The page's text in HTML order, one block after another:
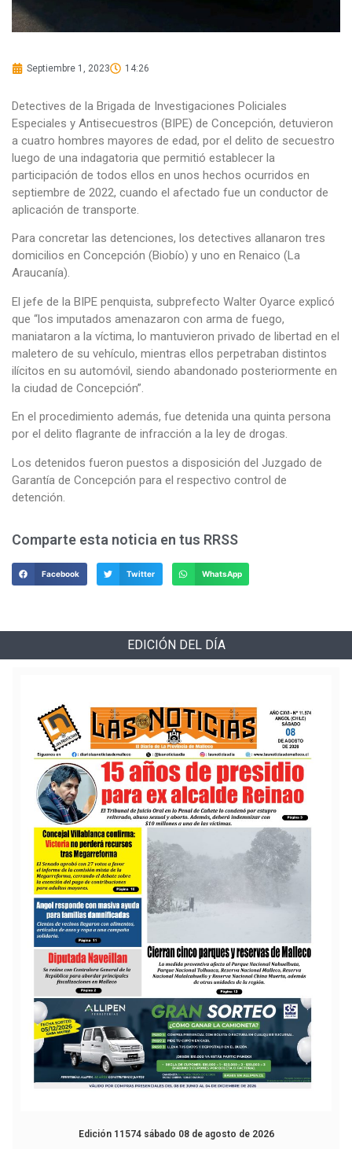
Septiembre 1, 2023 14:26
Detectives de la Brigada de Investigaciones Policiales
Especiales y Antisecuestros (BIPE) de Concepción, detuvieron
a cuatro hombres mayores de edad, por el delito de secuestro
luego de una indagatoria que permitió establecer la
participación de todos ellos en unos hechos ocurridos en
septiembre de 2022, cuando el afectado fue un conductor de
aplicación de transporte.
Para concretar las detenciones, los detectives allanaron tres
domicilios en Concepción (Biobío) y uno en Renaico (La
Araucanía).
El jefe de la BIPE penquista, subprefecto Walter Oyarce explicó
que “los imputados amenazaron con arma de fuego,
maniataron a la víctima, lo mantuvieron privado de libertad en el
maletero de su vehículo, mientras ellos perpetraban distintos
ilícitos en su automóvil, siendo abandonado posteriormente en
la ciudad de Concepción”.
En el procedimiento además, fue detenida una quinta persona
por el delito flagrante de infracción a la ley de drogas.
Los detenidos fueron puestos a disposición del Juzgado de
Garantía de Concepción para el respectivo control de
detención.
Comparte esta noticia en tus RRSS
Facebook Twitter WhatsApp
EDICIÓN DEL DÍA
Edición 11574 sábado 08 de agosto de 2026